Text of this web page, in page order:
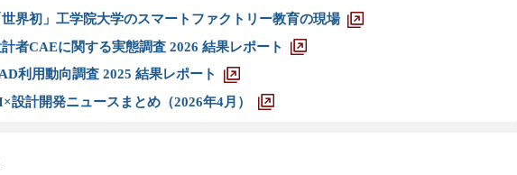
世界初」工学院大学のスマートファクトリー教育の現場
者CAEに関する実態調査 2026 結果レポート
利用動向調査 2025 結果レポート
設計開発ニュースまとめ（2026年4月）